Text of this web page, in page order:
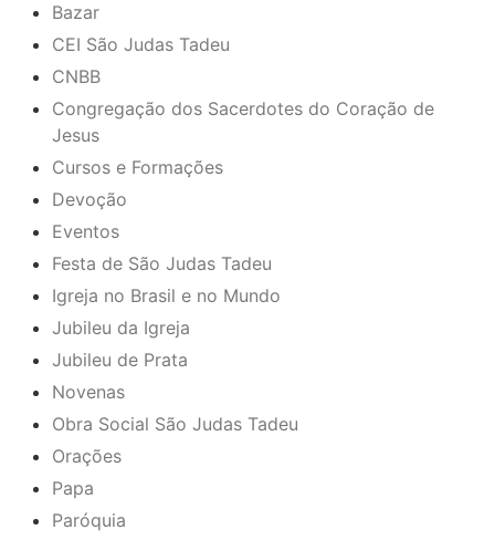
Bazar
CEI São Judas Tadeu
CNBB
Congregação dos Sacerdotes do Coração de
Jesus
Cursos e Formações
Devoção
Eventos
Festa de São Judas Tadeu
Igreja no Brasil e no Mundo
Jubileu da Igreja
Jubileu de Prata
Novenas
Obra Social São Judas Tadeu
Orações
Papa
Paróquia